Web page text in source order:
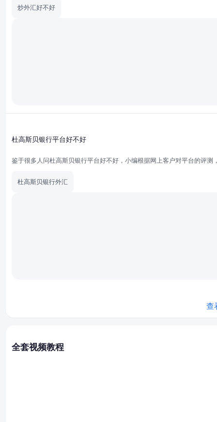
以欺骗用户，但如果说能做到十年了还没跑路而且业务还越来越多，那
炒外汇好不好
杜高斯贝银行平台好不好
鉴于很多人问杜高斯贝银行平台好不好，小编根据网上客户对平台的评
杜高斯贝银行外汇
查
全套视频教程